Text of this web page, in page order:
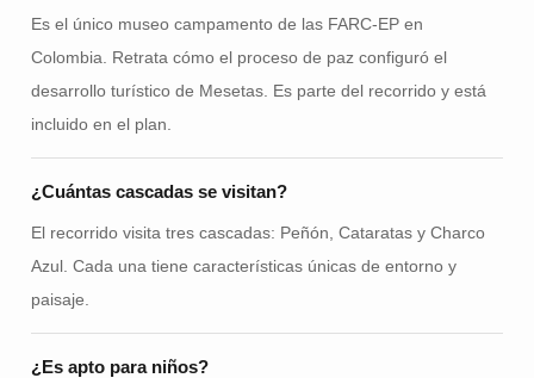
Es el único museo campamento de las FARC-EP en
Colombia. Retrata cómo el proceso de paz configuró el
desarrollo turístico de Mesetas. Es parte del recorrido y está
incluido en el plan.
¿Cuántas cascadas se visitan?
El recorrido visita tres cascadas: Peñón, Cataratas y Charco
Azul. Cada una tiene características únicas de entorno y
paisaje.
¿Es apto para niños?